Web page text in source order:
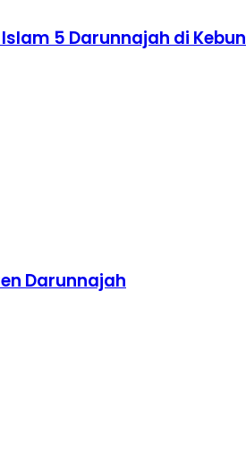
5 Darunnajah di Kebun
Darunnajah